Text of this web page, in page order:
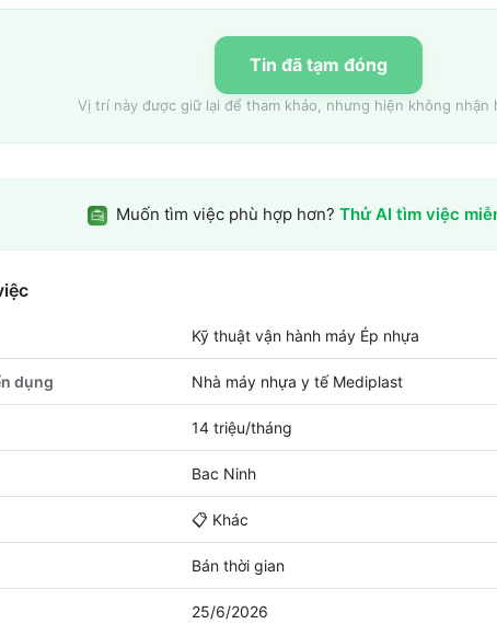
Tin đã tạm đóng
Vị trí này được giữ lại để tham khảo, nhưng hiện không nhận
Muốn tìm việc phù hợp hơn? Thử AI tìm việc
Kỹ thuật vận hành máy Ép nhựa
dụng Nhà máy nhựa y tế Mediplast
14 triệu/tháng
Bac Ninh
📋 Khác
Bán thời gian
25/6/2026